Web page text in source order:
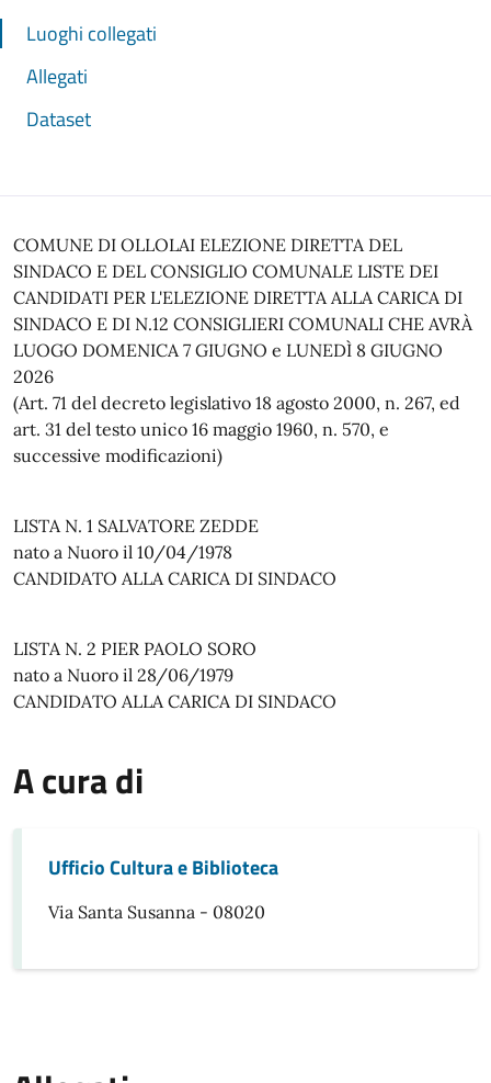
Luoghi collegati
Allegati
Dataset
COMUNE DI OLLOLAI ELEZIONE DIRETTA DEL
SINDACO E DEL CONSIGLIO COMUNALE LISTE DEI
CANDIDATI PER L'ELEZIONE DIRETTA ALLA CARICA DI
SINDACO E DI N.12 CONSIGLIERI COMUNALI CHE AVRÀ
LUOGO DOMENICA 7 GIUGNO e LUNEDÌ 8 GIUGNO
2026
(Art. 71 del decreto legislativo 18 agosto 2000, n. 267, ed
art. 31 del testo unico 16 maggio 1960, n. 570, e
successive modificazioni)
LISTA N. 1 SALVATORE ZEDDE
nato a Nuoro il 10/04/1978
CANDIDATO ALLA CARICA DI SINDACO
LISTA N. 2 PIER PAOLO SORO
nato a Nuoro il 28/06/1979
CANDIDATO ALLA CARICA DI SINDACO
A cura di
Ufficio Cultura e Biblioteca
Via Santa Susanna - 08020